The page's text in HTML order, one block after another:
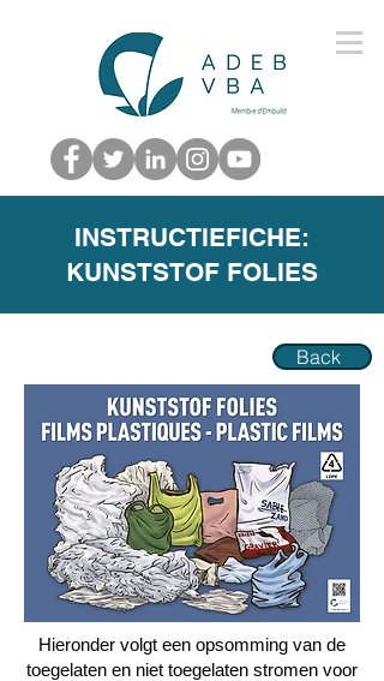
INSTRUCTIEFICHE:
KUNSTSTOF FOLIES
Back
Hieronder volgt een opsomming van de
toegelaten en niet toegelaten stromen voor